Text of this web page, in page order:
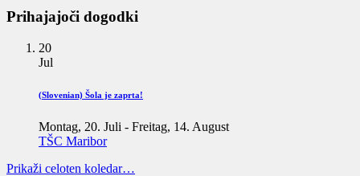
Prihajajoči dogodki
20
Jul
(Slovenian) Šola je zaprta!
Montag, 20. Juli - Freitag, 14. August
TŠC Maribor
Prikaži celoten koledar…